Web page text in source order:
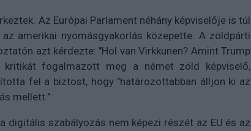
Az Európai Parlament néhány képviselője is túl
amerikai nyomásgyakorlás közepette. A zöldpárti
azt kérdezte: "Hol van Virkkunen? Amint Trump
kritikát fogalmazott meg a német zöld képviselő,
fel a biztost, hogy "határozottabban álljon ki az
mellett."
digitális szabályozás nem képezi részét az EU és az